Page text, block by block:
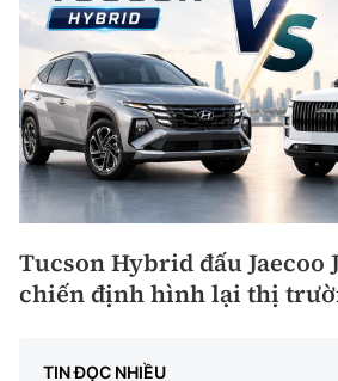
Tucson Hybrid đấu Jaecoo
chiến định hình lại thị
TIN ĐỌC NHIỀU